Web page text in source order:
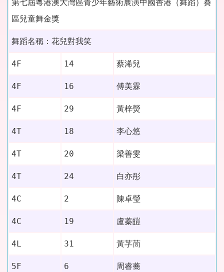
第七屆粵港澳大灣區青少年藝術展演中國香港（舞蹈）賽
區兒童舞金獎
舞蹈名稱：花兒對我笑
4F 14 蔡浠兒
4F 16 傅美霖
4F 29 黃梓熒
4T 18 李心悠
4T 20 梁善雯
4T 24 白亦彤
4C 2 陳卓瑩
4C 19 盧蓁皚
4L 31 黃芓茼
5F 6 周睿蕎